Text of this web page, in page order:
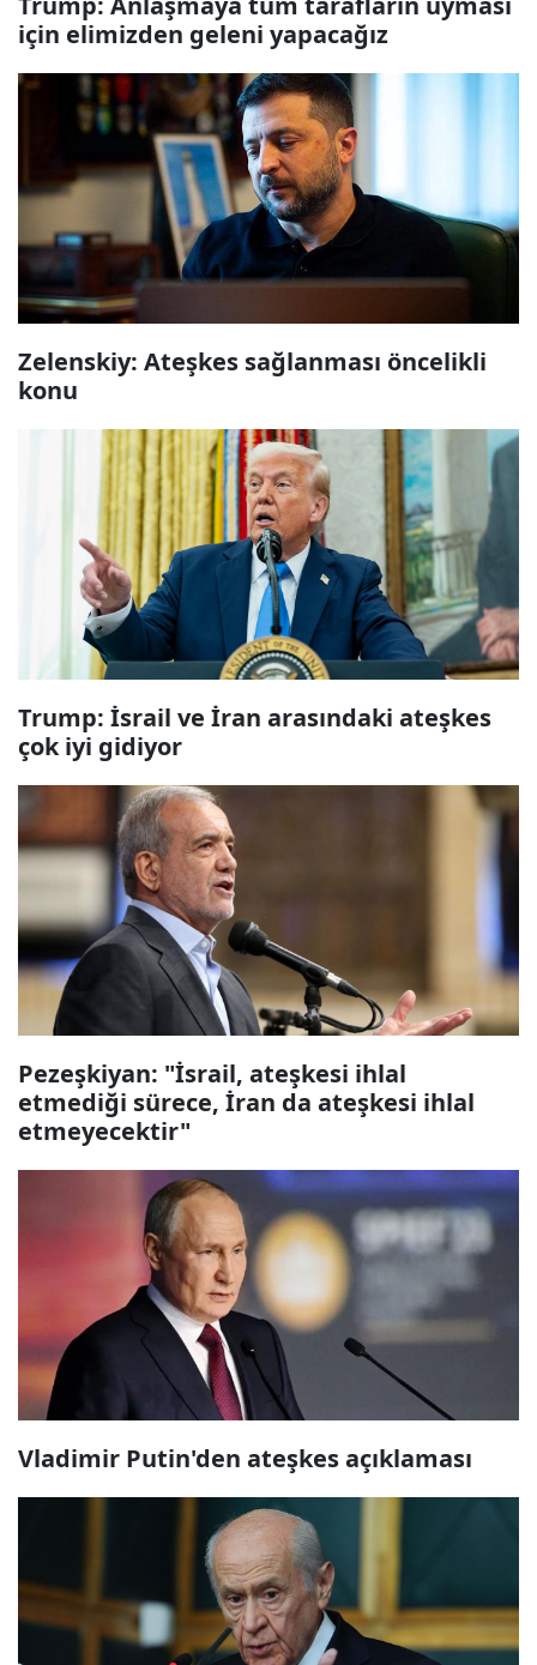
için elimizden geleni yapacağız
Zelenskiy: Ateşkes sağlanması öncelikli
konu
Trump: İsrail ve İran arasındaki ateşkes
çok iyi gidiyor
Pezeşkiyan: "İsrail, ateşkesi ihlal
etmediği sürece, İran da ateşkesi ihlal
etmeyecektir"
Vladimir Putin'den ateşkes açıklaması